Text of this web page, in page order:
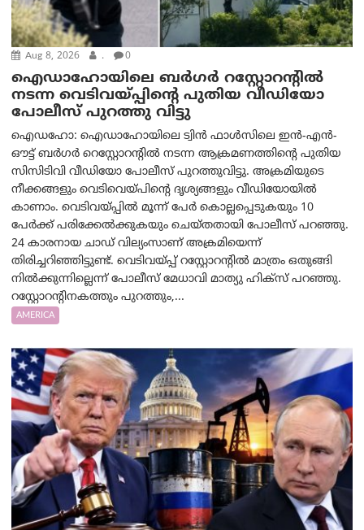
Aug 8, 2026 . 0
ഐഡാഹോയിലെ ബർഗർ റസ്റ്റോറന്റിൽ
നടന്ന വെടിവയ്പ്പിന്റെ പുതിയ വീഡിയോ
പോലീസ് പുറത്തു വിട്ടു
ഐഡഹോ: ഐഡാഹോയിലെ ട്വിൻ ഫാൾസിലെ ഇൻ-എൻ-
ഔട്ട് ബർഗർ റെസ്റ്റോറന്റിൽ നടന്ന ആക്രമണത്തിന്റെ പുതിയ
സിസിടിവി വീഡിയോ പോലീസ് പുറത്തുവിട്ടു. അക്രമിയുടെ
നീക്കങ്ങളും വെടിവെയ്പിന്റെ ദൃശ്യങ്ങളും വീഡിയോയില്‍
കാണാം. വെടിവയ്പ്പിൽ മൂന്ന് പേർ കൊല്ലപ്പെടുകയും 10
പേർക്ക് പരിക്കേൽക്കുകയും ചെയ്തതായി പോലീസ് പറഞ്ഞു.
24 കാരനായ ചാഡ് വില്യംസാണ് അക്രമിയെന്ന്
തിരിച്ചറിഞ്ഞിട്ടുണ്ട്. വെടിവയ്പ്പ് റസ്റ്റോറന്റിൽ മാത്രം ഒതുങ്ങി
നിൽക്കുന്നില്ലെന്ന് പോലീസ് മേധാവി മാത്യു ഹിക്സ് പറഞ്ഞു.
റസ്റ്റോറന്റിനകത്തും പുറത്തും,...
AMERICA